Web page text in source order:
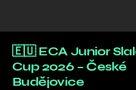
🇪🇺 ECA Junior
Cup 2026 – České
Budějovice